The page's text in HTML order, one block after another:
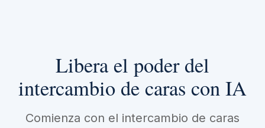
Libera el poder del
intercambio de caras con IA
Comienza con el intercambio de caras